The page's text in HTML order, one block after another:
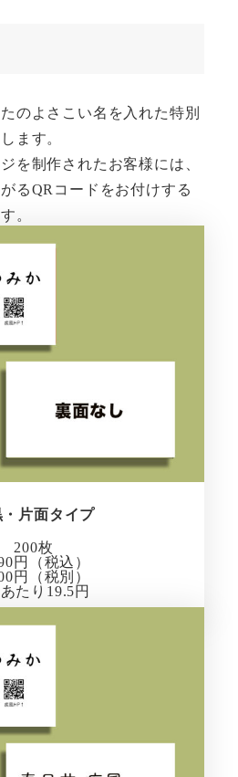
のよさこい名を入れた特別
ます。
を制作されたお客様には、
るQRコードをお付けする
。
・片面タイプ
200枚
円（税込）
円（税別）
たり19.5円